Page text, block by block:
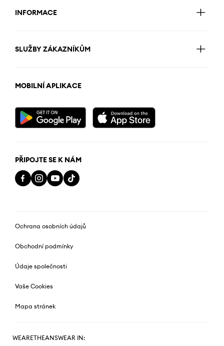
INFORMACE
SLUŽBY ZÁKAZNÍKŮM
MOBILNÍ APLIKACE
PŘIPOJTE SE K NÁM
Ochrana osobních údajů
Obchodní podmínky
Údaje společnosti
Vaše Cookies
Mapa stránek
WEARETHEANSWEAR IN: